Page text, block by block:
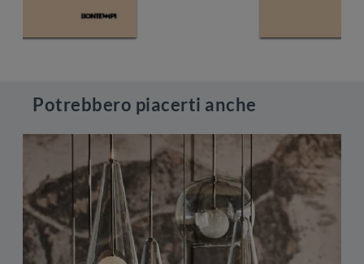
Potrebbero piacerti anche